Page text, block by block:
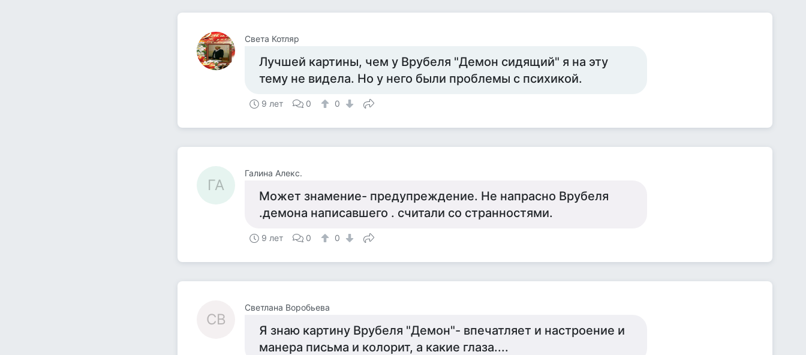
Света Котляр
Лучшей картины, чем у Врубеля "Демон сидящий" я на эту
тему не видела. Но у него были проблемы с психикой.
9 лет 0 0
ГА
Галина Алекс.
Может знамение- предупреждение. Не напрасно Врубеля
.демона написавшего . считали со странностями.
9 лет 0 0
СВ
Светлана Воробьева
Я знаю картину Врубеля "Демон"- впечатляет и настроение и
манера письма и колорит, а какие глаза....